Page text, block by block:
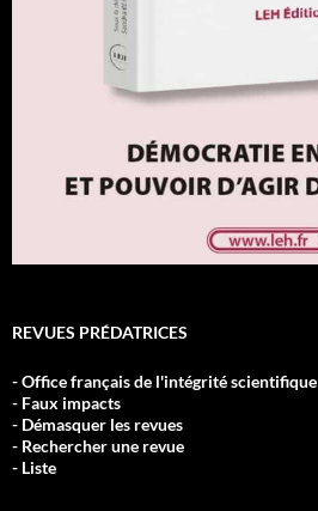
REVUES PRÉDATRICES
- Office français de l'intégrité scientifique
- Faux impacts
- Démasquer les revues
- Rechercher une revue
- Liste